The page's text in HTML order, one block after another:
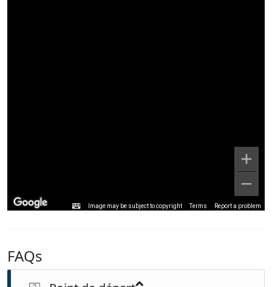
Image may be subject to copyright Terms Report a problem
FAQs